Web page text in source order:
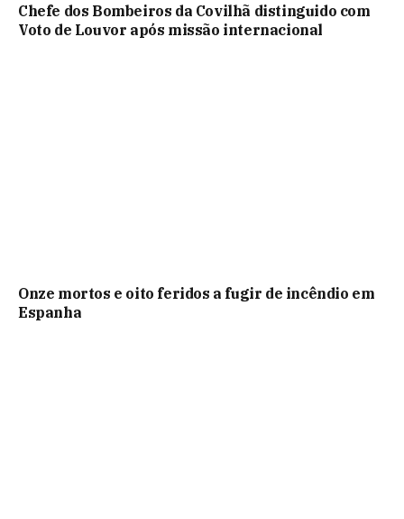
Chefe dos Bombeiros da Covilhã distinguido com
Voto de Louvor após missão internacional
Onze mortos e oito feridos a fugir de incêndio em
Espanha